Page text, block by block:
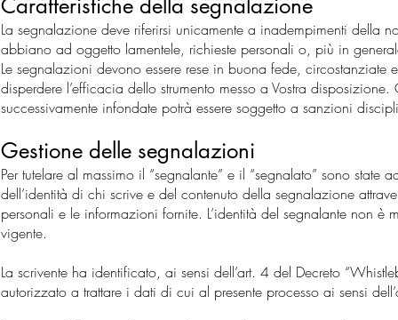
Caratteristiche della segnalazione
La segnalazione deve riferirsi unicamente a inadempimenti della
abbiano ad oggetto lamentele, richieste personali o, più in
Le segnalazioni devono essere rese in buona fede,
disperdere l’efficacia dello strumento messo a Vostra
successivamente infondate potrà essere soggetto a sanzioni
Gestione delle segnalazioni
Per tutelare al massimo il “segnalante” e il “segnalato” sono
dell’identità di chi scrive e del contenuto della segnalazione
personali e le informazioni fornite. L’identità del segnalante non
vigente.
La scrivente ha identificato, ai sensi dell’art. 4 del Decreto
autorizzato a trattare i dati di cui al presente processo ai sensi